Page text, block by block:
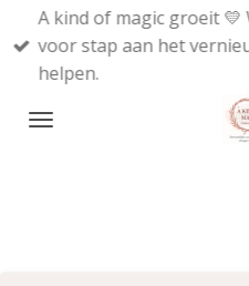
direct
naar
A kind of magic groeit
voor stap aan het
helpen.